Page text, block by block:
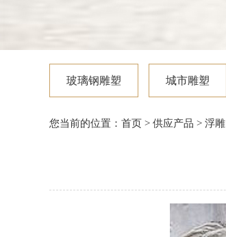
玻璃钢雕塑 城市雕塑
您当前的位置： 首页 > 供应产品 > 浮雕